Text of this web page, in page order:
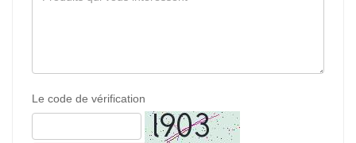
Le code de vérification